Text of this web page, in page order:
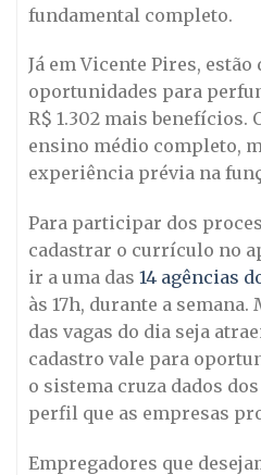
fundamental completo.
Já em Vicente Pires,
oportunidades para
R$ 1.302 mais benefícios.
ensino médio completo,
experiência prévia na
Para participar dos
cadastrar o currículo no
ir a uma das 14 agências
às 17h, durante a
das vagas do dia seja
cadastro vale para
o sistema cruza dados
perfil que as empresas
Empregadores que